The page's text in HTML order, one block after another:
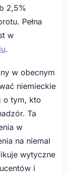
2,5%
Pełna
w
.
w obecnym
niemieckie
o tym, kto
Ta
w
na niemal
wytyczne
i